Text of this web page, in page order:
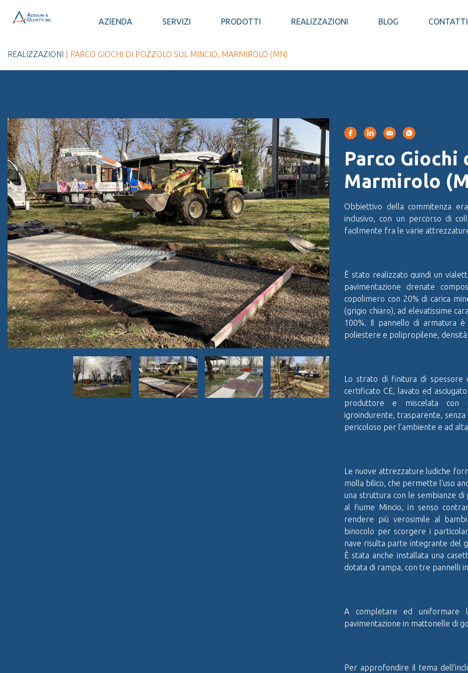
AZIENDA SERVIZI PRODOTTI REALIZZAZIONI BLOG CONTATTI
REALIZZAZIONI | PARCO GIOCHI DI POZZOLO SUL MINCIO, MARMIROLO (MN)
Parco Giochi
Marmirolo
Obbiettivo della commitenza
inclusivo, con un percorso di
facilmente fra le varie
È stato realizzato quindi un
pavimentazione drenate
copolimero con 20% di carica
(grigio chiaro), ad elevatissime
100%. Il pannello di armatura
poliestere e polipropilene, densità
Lo strato di finitura di
certificato CE, lavato ed
produttore e miscelata con
igroindurente, trasparente,
pericoloso per l’ambiente e ad
Le nuove attrezzature ludiche
molla bilico, che permette l'uso
una struttura con le sembianze di
al fiume Mincio, in senso
rendere più verosimile al
binocolo per scorgere i
nave risulta parte integrante del
È stata anche installata una
dotata di rampa, con tre pannelli
A completare ed uniformare
pavimentazione in mattonelle di
Per approfondire il tema